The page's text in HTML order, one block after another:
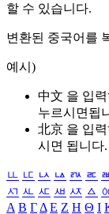
할 수 있습니다.
변환된 중국어를
예시)
中文 을 입
누르시면됩
北京 을 입
시면 됩니다.
ㅥ ㅦ ㅧ ㅨ ㅩ ㅪ
ㅺ ㅻ ㅼ ㅽ ㅾ ㅿ
Α Β ΓΔ Ε Ζ Η Θ Ι